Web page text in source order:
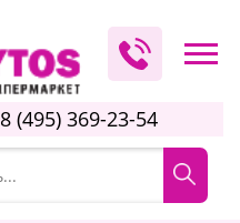
8 (495) 369-23-54